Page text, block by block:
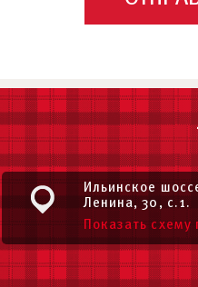
Ильинское
Ленина, 30, с.1.
Показать схему